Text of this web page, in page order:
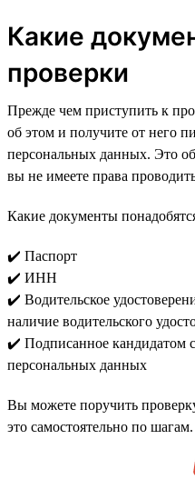
Какие
проверки
Прежде чем приступить к
об этом и получите от него
персональных данных. Это
вы не имеете права
Какие документы
✔️ Паспорт
✔️ ИНН
✔️ Водительское
наличие водительского
✔️ Подписанное кандидатом
персональных данных
Вы можете поручить
это самостоятельно по шагам.